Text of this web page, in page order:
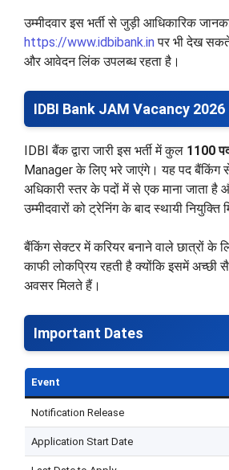
उम्मीदवार इस भर्ती से जुड़ी आधिकारिक
https://www.idbibank.in पर भी देख
और आवेदन लिंक उपलब्ध रहता है।
IDBI Bank JAM Vacancy 2026
IDBI बैंक द्वारा जारी इस भर्ती में कुल 1100
Manager के लिए भरे जाएंगे। यह पद
अधिकारी स्तर के पदों में से एक माना जाता है
उम्मीदवारों को ट्रेनिंग के बाद स्थायी नियुक्ति
बैंकिंग सेक्टर में करियर बनाने वाले छात्रों के
काफी लोकप्रिय रहती है क्योंकि इसमें अच्छी
अवसर मिलते हैं।
Important Dates
Event
Notification Release
Application Start Date